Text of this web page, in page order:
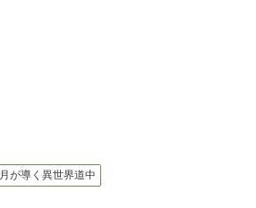
月が導く異世界道中